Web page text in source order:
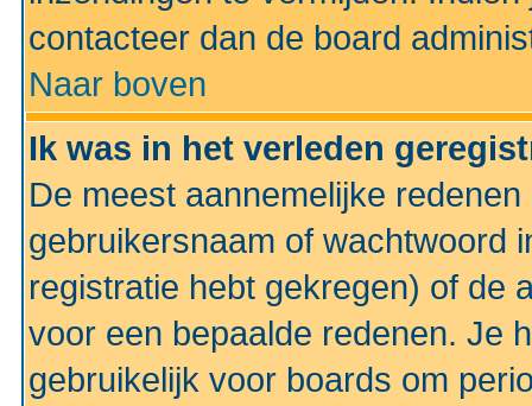
contacteer dan de board
Naar boven
Ik was in het verleden
De meest aannemelijke
gebruikersnaam of wachtwoord
registratie hebt gekregen) of de
voor een bepaalde redenen. Je
gebruikelijk voor boards om